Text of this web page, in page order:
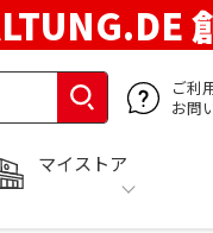
ご利
お問
マイストア